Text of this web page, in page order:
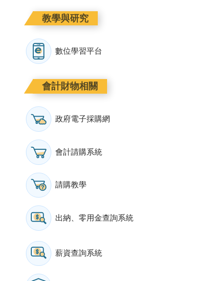
教學與研究
數位學習平台
會計財物相關
政府電子採購網
會計請購系統
請購教學
出納、零用金查詢系統
薪資查詢系統